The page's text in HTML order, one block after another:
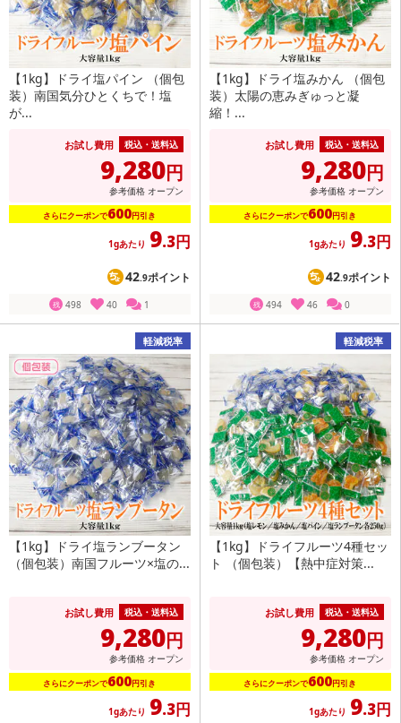
【1kg】ドライ塩パイン （個包
装）南国気分ひとくちで！塩
が...
お試し費用 税込・送料込
9,280円
参考価格 オープン
さらにクーポンで600円引き
1gあたり 9.3円
42.9ポイント
残 498 40 1
【1kg】ドライ塩みかん （個包
装）太陽の恵みぎゅっと凝
縮！...
お試し費用 税込・送料込
9,280円
参考価格 オープン
さらにクーポンで600円引き
1gあたり 9.3円
42.9ポイント
残 494 46 0
軽減税率
【1kg】ドライ塩ランブータン
（個包装）南国フルーツ×塩の...
お試し費用 税込・送料込
9,280円
参考価格 オープン
さらにクーポンで600円引き
1gあたり 9.3円
軽減税率
【1kg】ドライフルーツ4種セッ
ト （個包装）【熱中症対策...
お試し費用 税込・送料込
9,280円
参考価格 オープン
さらにクーポンで600円引き
1gあたり 9.3円